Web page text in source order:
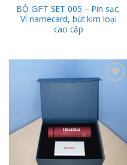
BỘ GIFT SET 005 – Pin sạc,
Ví namecard, bút kim loại
cao cấp